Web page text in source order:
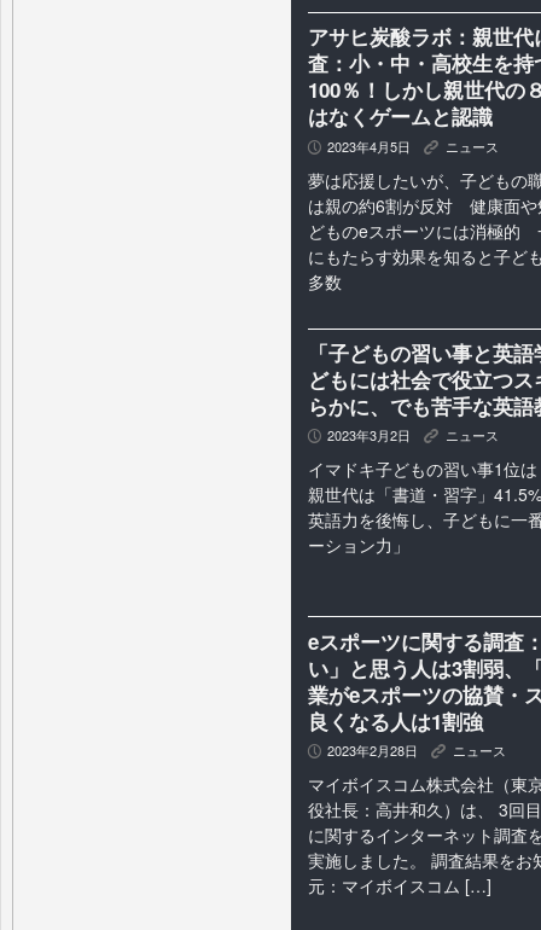
アサヒ炭酸ラボ：親世
査：小・中・高校生を
100％！しかし親世代の
はなくゲームと認識
P 2023年4月5日 K ニュース
夢は応援したいが、子どもの
は親の約6割が反対 健康面や
どものeスポーツには消極的
にもたらす効果を知ると子ど
多数
「子どもの習い事と英
どもには社会で役立つ
らかに、でも苦手な英
P 2023年3月2日 K ニュース
イマドキ子どもの習い事1位
親世代は「書道・習字」
英語力を後悔し、子どもに一
ーション力」
eスポーツに関する調査
い」と思う人は3割弱、
業がeスポーツの協賛・
良くなる人は1割強
P 2023年2月28日 K ニュース
マイボイスコム株式会社（東
役社長：高井和久）は、 3回
に関するインターネット調査
実施しました。 調査結果をお
元：マイボイスコム […]